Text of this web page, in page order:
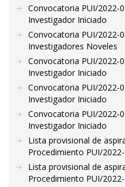
Convocatoria PUI/2022-
Investigador Iniciado
Convocatoria PUI/2022-
Investigadores Noveles
Convocatoria PUI/2022-
Investigador Iniciado
Convocatoria PUI/2022-
Investigador Iniciado
Convocatoria PUI/2022-
Investigador Iniciado
Lista provisional de
Procedimiento PUI/
Lista provisional de
Procedimiento PUI/